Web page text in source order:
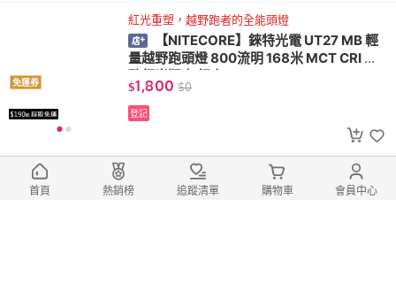
免運券
紅光重塑，越野跑者的全能頭燈
【NITECORE】錸特光電 UT27 MB 輕
量越野跑頭燈 800流明 168米 MCT CRI 特
殊紅光版本 相容AAA
$1,800 $0
登記
Wuben X4專屬旋轉快拔套
【WUBEN】錸特光電 AP60 戰術快拔
首頁 熱銷榜 追蹤清單 購物車 會員中心